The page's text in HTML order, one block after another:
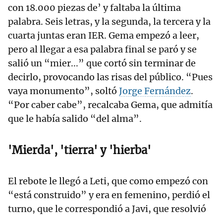
con 18.000 piezas de’ y faltaba la última
palabra. Seis letras, y la segunda, la tercera y la
cuarta juntas eran IER. Gema empezó a leer,
pero al llegar a esa palabra final se paró y se
salió un “mier...” que cortó sin terminar de
decirlo, provocando las risas del público. “Pues
vaya monumento”, soltó Jorge Fernández.
“Por caber cabe”, recalcaba Gema, que admitía
que le había salido “del alma”.
'Mierda', 'tierra' y 'hierba'
El rebote le llegó a Leti, que como empezó con
“está construido” y era en femenino, perdió el
turno, que le correspondió a Javi, que resolvió